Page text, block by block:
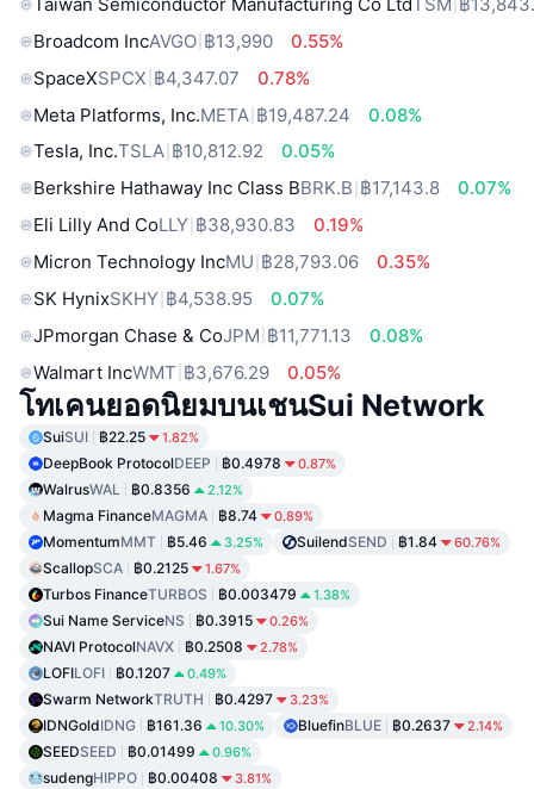
Broadcom IncAVGO ฿13,990
0.55%
SpaceXSPCX ฿4,347.07
0.78%
Meta Platforms, Inc.META ฿19,487.24
0.08%
Tesla, Inc.TSLA ฿10,812.92
0.05%
Berkshire Hathaway Inc Class BBRK.B ฿17,143.8
0.07%
Eli Lilly And CoLLY ฿38,930.83
0.19%
Micron Technology IncMU ฿28,793.06
0.35%
SK HynixSKHY ฿4,538.95
0.07%
JPmorgan Chase & CoJPM ฿11,771.13
0.08%
Walmart IncWMT ฿3,676.29 0.05%
โทเคนยอดนิยมบนเชนSui Network
SuiSUI ฿22.25 1.82%
DeepBook ProtocolDEEP ฿0.4978 0.87%
WalrusWAL ฿0.8356 2.12%
Magma FinanceMAGMA ฿8.74 0.89%
MomentumMMT ฿5.46 3.25% SuilendSEND ฿1.84 60.76%
ScallopSCA ฿0.2125 1.67%
Turbos FinanceTURBOS ฿0.003479 1.38%
Sui Name ServiceNS ฿0.3915 0.26%
NAVI ProtocolNAVX ฿0.2508 2.78%
LOFILOFI ฿0.1207 0.49%
Swarm NetworkTRUTH ฿0.4297 3.23%
IDNGoldIDNG ฿161.36 10.30% BluefinBLUE ฿0.2637 2.14%
SEEDSEED ฿0.01499 0.96%
sudengHIPPO ฿0.00408 3.81%